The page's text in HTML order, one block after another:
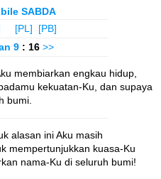
SABDA
[PL]
[PB]
9 : 16 >>
membiarkan engkau hidup,
kekuatan-Ku, dan supaya
bumi.
alasan ini Aku masih
mempertunjukkan kuasa-Ku
nama-Ku di seluruh bumi!